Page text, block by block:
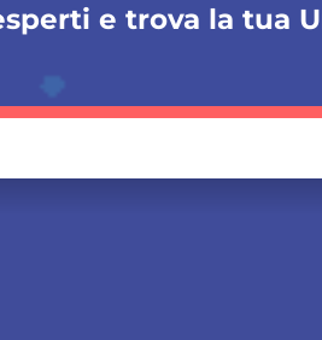
e trova la tua